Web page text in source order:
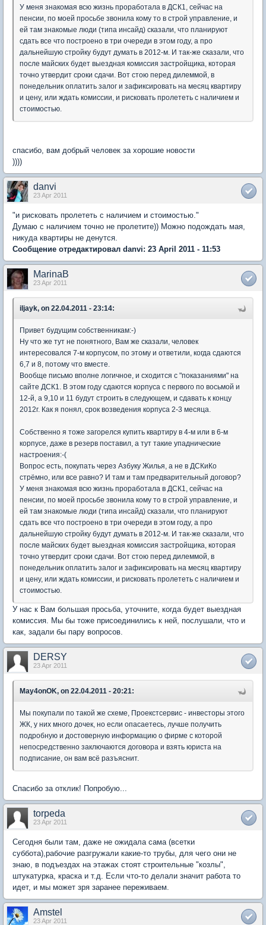
У меня знакомая всю жизнь проработала в ДСК1, сейчас на
пенсии, по моей просьбе звонила кому то в строй управление, и
ей там знакомые люди (типа инсайд) сказали, что планируют
сдать все что построено в три очереди в этом году, а про
дальнейшую стройку будут думать в 2012-м. И так-же сказали, что
после майских будет выездная комиссия застройщика, которая
точно утвердит сроки сдачи. Вот стою перед дилеммой, в
понедельник оплатить залог и зафиксировать на месяц квартиру
и цену, или ждать комиссии, и рисковать пролететь с наличием и
стоимостью.
спасибо, вам добрый человек за хорошие новости
))))
danvi
23 Apr 2011
"и рисковать пролететь с наличием и стоимостью."
Думаю с наличием точно не пролетите)) Можно подождать мая,
никуда квартиры не денутся.
Сообщение отредактировал danvi: 23 April 2011 - 11:53
MarinaB
23 Apr 2011
iljayk, on 22.04.2011 - 23:14:
Привет будущим собственникам:-)
Ну что же тут не понятного, Вам же сказали, человек
интересовался 7-м корпусом, по этому и ответили, когда сдаются
6,7 и 8, потому что вместе.
Вообще письмо вполне логичное, и сходится с "показаниями" на
сайте ДСК1. В этом году сдаются корпуса с первого по восьмой и
12-й, а 9,10 и 11 будут строить в следующем, и сдавать к концу
2012г. Как я понял, срок возведения корпуса 2-3 месяца.
Собственно я тоже загорелся купить квартиру в 4-м или в 6-м
корпусе, даже в резерв поставил, а тут такие упаднические
настроения:-(
Вопрос есть, покупать через Азбуку Жилья, а не в ДСКиКо
стрёмно, или все равно? И там и там предварительный договор?
У меня знакомая всю жизнь проработала в ДСК1, сейчас на
пенсии, по моей просьбе звонила кому то в строй управление, и
ей там знакомые люди (типа инсайд) сказали, что планируют
сдать все что построено в три очереди в этом году, а про
дальнейшую стройку будут думать в 2012-м. И так-же сказали, что
после майских будет выездная комиссия застройщика, которая
точно утвердит сроки сдачи. Вот стою перед дилеммой, в
понедельник оплатить залог и зафиксировать на месяц квартиру
и цену, или ждать комиссии, и рисковать пролететь с наличием и
стоимостью.
У нас к Вам большая просьба, уточните, когда будет выездная
комиссия. Мы бы тоже присоединились к ней, послушали, что и
как, задали бы пару вопросов.
DERSY
23 Apr 2011
May4onOK, on 22.04.2011 - 20:21:
Мы покупали по такой же схеме, Проекстсервис - инвесторы этого
ЖК, у них много дочек, но если опасаетесь, лучше получить
подробную и достоверную информацию о фирме с которой
непосредственно заключаются договора и взять юриста на
подписание, он вам всё разъяснит.
Спасибо за отклик! Попробую...
torpeda
23 Apr 2011
Сегодня были там, даже не ожидала сама (всетки
суббота),рабочие разгружали какие-то трубы, для чего они не
знаю, в подъездах на этажах стоят строительные "козлы",
штукатурка, краска и т.д. Если что-то делали значит работа то
идет, и мы может зря заранее переживаем.
Amstel
23 Apr 2011